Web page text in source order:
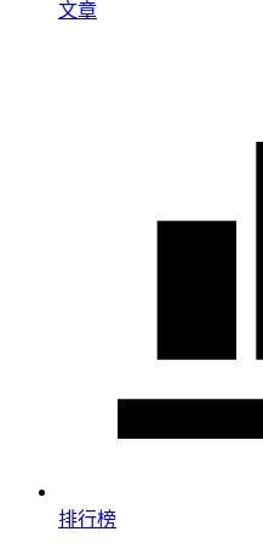
文章
排行榜